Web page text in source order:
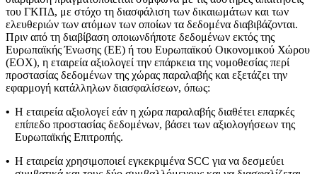
του ΓΚΠΔ, με στόχο τη διασφάλιση των δικαιωμάτων και των
ελευθεριών των ατόμων των οποίων τα δεδομένα διαβιβάζονται.
Πριν από τη διαβίβαση οποιωνδήποτε δεδομένων εκτός της
Ευρωπαϊκής Ένωσης (ΕΕ) ή του Ευρωπαϊκού Οικονομικού Χώρου
(ΕΟΧ), η εταιρεία αξιολογεί την επάρκεια της νομοθεσίας περί
προστασίας δεδομένων της χώρας παραλαβής και εξετάζει την
εφαρμογή κατάλληλων διασφαλίσεων, όπως:
• Η εταιρεία αξιολογεί εάν η χώρα παραλαβής διαθέτει επαρκές
επίπεδο προστασίας δεδομένων, βάσει των αξιολογήσεων της
Ευρωπαϊκής Επιτροπής.
• Η εταιρεία χρησιμοποιεί εγκεκριμένα SCC για να δεσμεύει